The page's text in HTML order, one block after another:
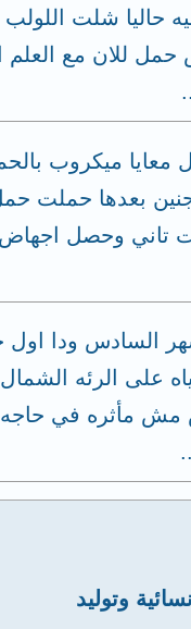
للان مع العلم
ميكروب
بعدها حملت
تاني وحصل
السادس ودا اول
على الرئه الشمال
مش مأثره في حاجه
وتوليد